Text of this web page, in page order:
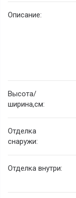
Описание:
Высота/
ширина,см:
Отделка
снаружи:
Отделка внутри: